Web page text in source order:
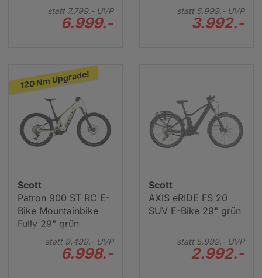
statt 7.799.-UVP
6.999.-
statt 5.999.-UVP
3.992.-
120 Nm Upgrade!
Scott
Patron 900 ST RC E-
Bike Mountainbike
Fully 29" grün
statt 9.499.-UVP
6.998.-
Scott
AXIS eRIDE FS 20
SUV E-Bike 29" grün
statt 5.999.-UVP
2.992.-